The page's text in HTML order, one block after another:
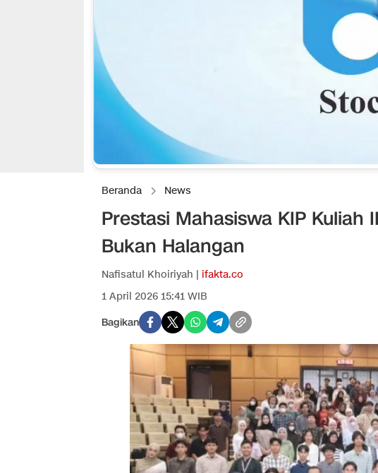
Beranda News
Prestasi Mahasiswa KIP Kuliah
Bukan Halangan
Nafisatul Khoiriyah | ifakta.co
1 April 2026 15:41 WIB
Bagikan